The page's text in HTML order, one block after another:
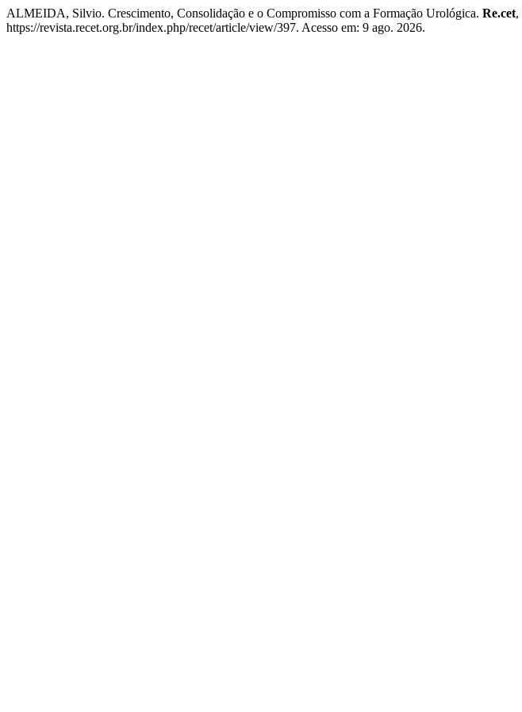
ALMEIDA, Silvio. Crescimento, Consolidação e o Compromisso com a Formação Urológica. Re.cet,
https://revista.recet.org.br/index.php/recet/article/view/397. Acesso em: 9 ago. 2026.